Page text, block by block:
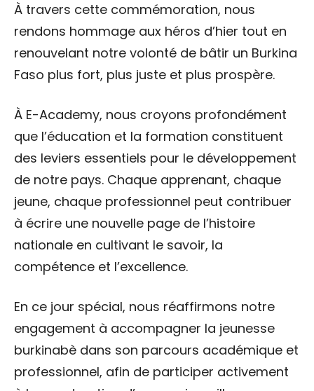
À travers cette commémoration, nous
rendons hommage aux héros d’hier tout en
renouvelant notre volonté de bâtir un Burkina
Faso plus fort, plus juste et plus prospère.
À E-Academy, nous croyons profondément
que l’éducation et la formation constituent
des leviers essentiels pour le développement
de notre pays. Chaque apprenant, chaque
jeune, chaque professionnel peut contribuer
à écrire une nouvelle page de l’histoire
nationale en cultivant le savoir, la
compétence et l’excellence.
En ce jour spécial, nous réaffirmons notre
engagement à accompagner la jeunesse
burkinabè dans son parcours académique et
professionnel, afin de participer activement